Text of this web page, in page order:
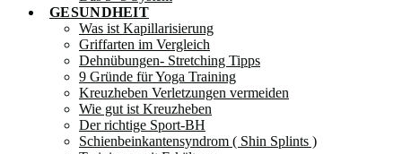
GESUNDHEIT
Was ist Kapillarisierung
Griffarten im Vergleich
Dehnübungen- Stretching Tipps
9 Gründe für Yoga Training
Kreuzheben Verletzungen vermeiden
Wie gut ist Kreuzheben
Der richtige Sport-BH
Schienbeinkantensyndrom ( Shin Splints )